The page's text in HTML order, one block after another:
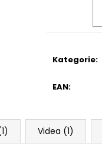
Kategorie:
EAN:
Videa (1)